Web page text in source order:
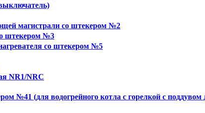
магистрали со штекером №2
штекером №3
со штекером №5
NR1/NRC
№41 (для водогрейного котла с горелкой с поддувом